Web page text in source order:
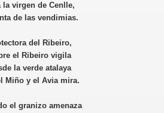
la virgen de Cenlle,
de las vendimias.
del Ribeiro,
el Ribeiro vigila
la verde atalaya
Miño y el Avia mira.
el granizo amenaza